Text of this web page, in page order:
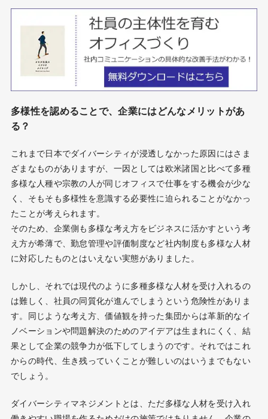
多様性を認めることで、企業にはどんなメリットがあ
る？
これまで日本でダイバーシティが浸透しなかった原因にはさま
ざまなものがありますが、一因としては欧米諸国と比べて多種
多様な人種や宗教の人が同じオフィスで仕事をする機会が少な
く、そもそも多様性を意識する必要性に迫られることがなかっ
たことが考えられます。
そのため、企業側も多様な考え方をビジネスに活かすという考
え方が希薄で、勤怠管理や評価制度など社内制度も多様な人材
に対応したものとはいえない実態がありました。
しかし、それでは現代のように多種多様な人材を受け入れるの
は難しく、社員の同質化が進んでしまうという危険性がありま
す。同じような考え方、価値観を持った集団からは革新的なイ
ノベーションや問題解決のためのアイデアは生まれにくく、結
果として企業の競争力が低下してしまうのです。それではこれ
からの時代、生き残っていくことが難しいのはいうまでもない
でしょう。
ダイバーシティマネジメントとは、ただ多様な人材を受け入れ